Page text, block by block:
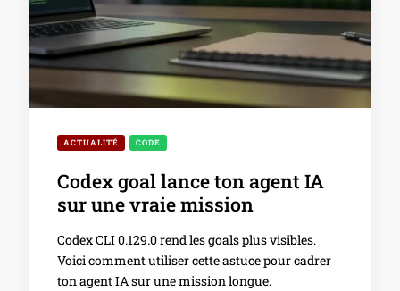
ACTUALITÉ CODE
Codex goal lance ton agent IA
sur une vraie mission
Codex CLI 0.129.0 rend les goals plus visibles.
Voici comment utiliser cette astuce pour cadrer
ton agent IA sur une mission longue.